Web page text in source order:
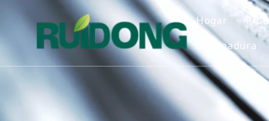
Hogar
Fogonadura